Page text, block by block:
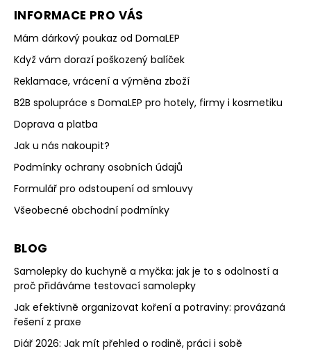
INFORMACE PRO VÁS
Mám dárkový poukaz od DomaLEP
Když vám dorazí poškozený balíček
Reklamace, vrácení a výměna zboží
B2B spolupráce s DomaLEP pro hotely, firmy i kosmetiku
Doprava a platba
Jak u nás nakoupit?
Podmínky ochrany osobních údajů
Formulář pro odstoupení od smlouvy
Všeobecné obchodní podmínky
BLOG
Samolepky do kuchyně a myčka: jak je to s odolností a
proč přidáváme testovací samolepky
Jak efektivně organizovat koření a potraviny: provázaná
řešení z praxe
Diář 2026: Jak mít přehled o rodině, práci i sobě